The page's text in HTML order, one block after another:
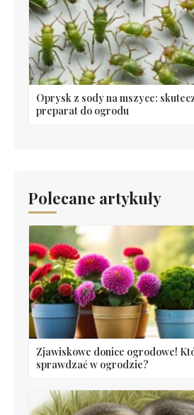
Oprysk z sody na mszyce:
preparat do ogrodu
Polecane artykuły
Zjawiskowe donice ogrodowe!
sprawdzać w ogrodzie?